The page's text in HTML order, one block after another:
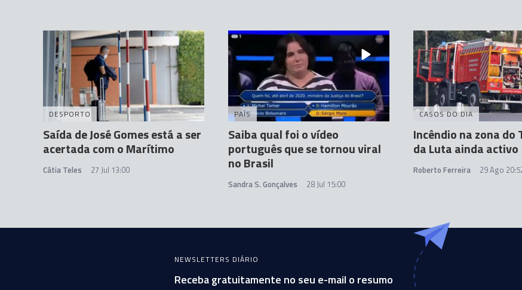
DESPORTO
Saída de José Gomes está a ser
acertada com o Marítimo
Cátia Teles 27 Jul 13:00
PAÍS
Saiba qual foi o vídeo
português que se tornou viral
no Brasil
Sandra S. Gonçalves 28 Jul 15:00
CASOS DO DIA
Incêndio na zona do
da Luta ainda activo
Roberto Ferreira 29 Ago
NEWSLETTERS DIÁRIO
Receba gratuitamente no seu e-mail o resumo